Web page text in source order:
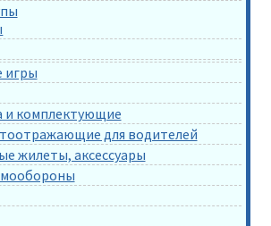
игры
и комплектующие
для водителей
жилеты, аксессуары